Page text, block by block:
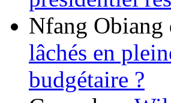
Nfang Obiang
lâchés en
budgétaire ?